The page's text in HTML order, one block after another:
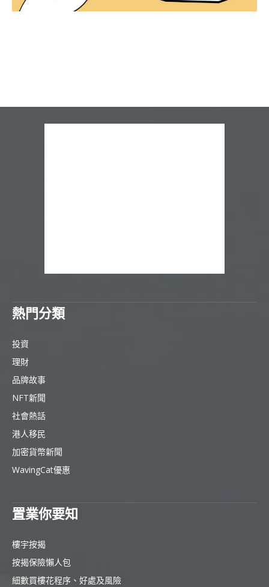
熱門分類
投資
理財
品牌故事
NFT新聞
社會熱話
港人移民
加密貨幣新聞
WavingCat優惠
置業你要知
樓宇按揭
按揭保險懶人包
細數買樓花程序、好處及風險